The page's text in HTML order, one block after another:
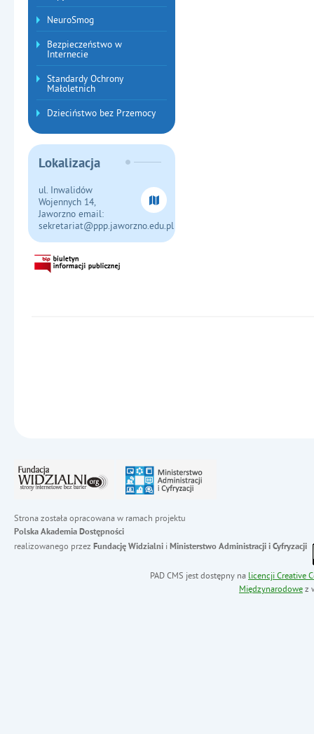
NeuroSmog
Bezpieczeństwo w
Internecie
Standardy Ochrony
Małoletnich
Dzieciństwo bez Przemocy
Lokalizacja
ul. Inwalidów
Wojennych 14,
Jaworzno email:
sekretariat@ppp.jaworzno.edu.pl
Strona została opracowana w ramach projektu
Polska Akademia Dostępności
realizowanego przez Fundację Widzialni i Ministerstwo Administracji i Cyfryzacji
PAD CMS jest dostępny na licencji Creative
Międzynarodowe z